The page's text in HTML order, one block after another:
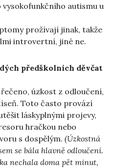
autismu u
prožívají jinak, takže
introvertní, jiné ne.
předškolních děvčat
úzkost z odloučení,
Toto často provází
láskyplnými projevy,
hračkou nebo
s dospělým.(Úzkostná
se bála hlavně odloučení.
nechala doma pět minut,